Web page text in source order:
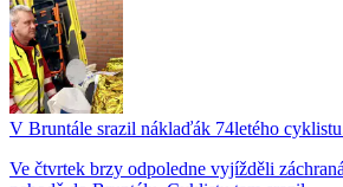
V Bruntále srazil náklaďák 74letého
Ve čtvrtek brzy odpoledne vyjížděli